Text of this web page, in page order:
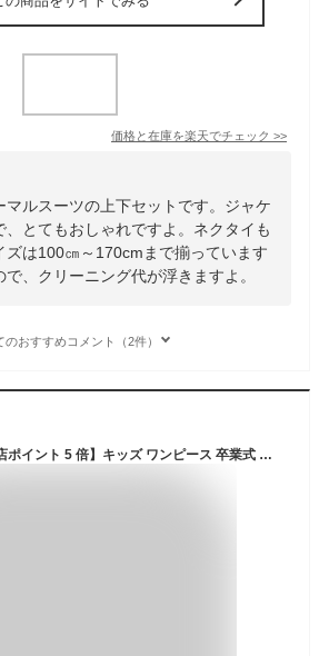
価格と在庫を楽天でチェック >>
マルスーツの上下セットです。ジャケ
、とてもおしゃれですよ。ネクタイも
ズは100㎝～170cmまで揃っています
、クリーニング代が浮きますよ。
のおすすめコメント（2件）
【期間限定！4/10 迄全店ポイント 5 倍】キッズ ワンピース 卒業式 入学式 スーツ 女の子 フォーマルドレス リボンネクタイ付き 3 点セット フォーマル ブラウス 子供服 キッズドレス おしゃれ 可愛い 式典 発表会 写真撮影 洗濯可